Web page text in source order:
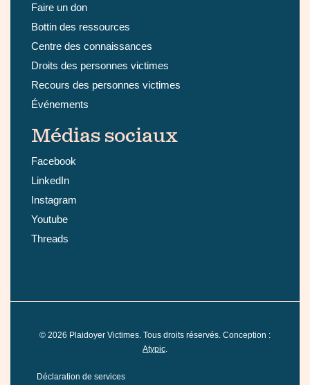
Faire un don
Bottin des ressources
Centre des connaissances
Droits des personnes victimes
Recours des personnes victimes
Événements
Médias sociaux
Facebook
LinkedIn
Instagram
Youtube
Threads
© 2026 Plaidoyer Victimes. Tous droits réservés. Conception :
Atypic.
Déclaration de services